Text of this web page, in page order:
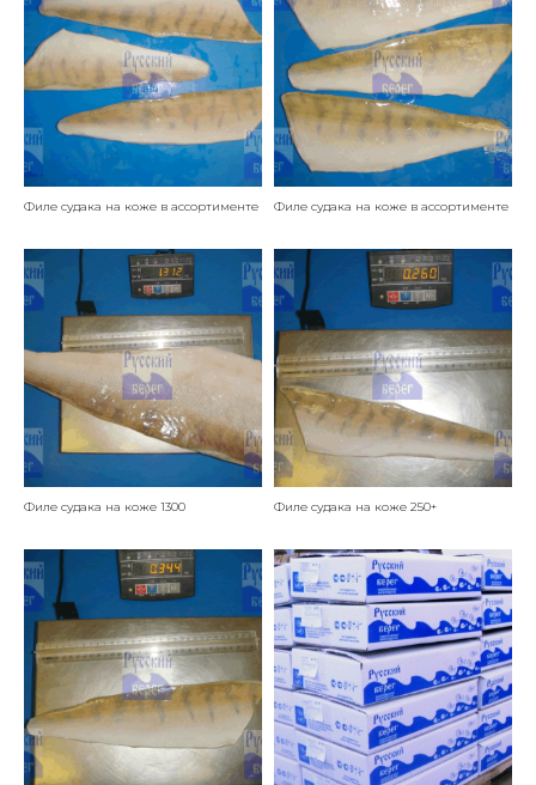
Филе судака на коже в ассортименте Филе судака на коже в ассортименте
Филе судака на коже 1300 Филе судака на коже 250+